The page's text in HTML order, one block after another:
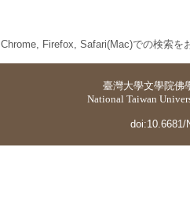
Chrome, Firefox, Safari(Mac)での検索を
臺灣大學文學院佛
National Taiwan
doi:10.6681/